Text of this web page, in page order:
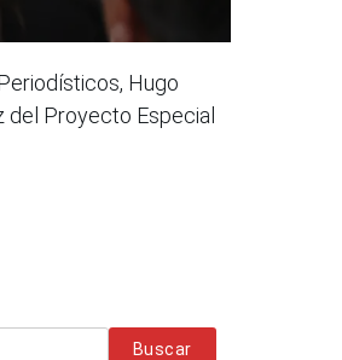
Hugo
del Proyecto Especial
Buscar